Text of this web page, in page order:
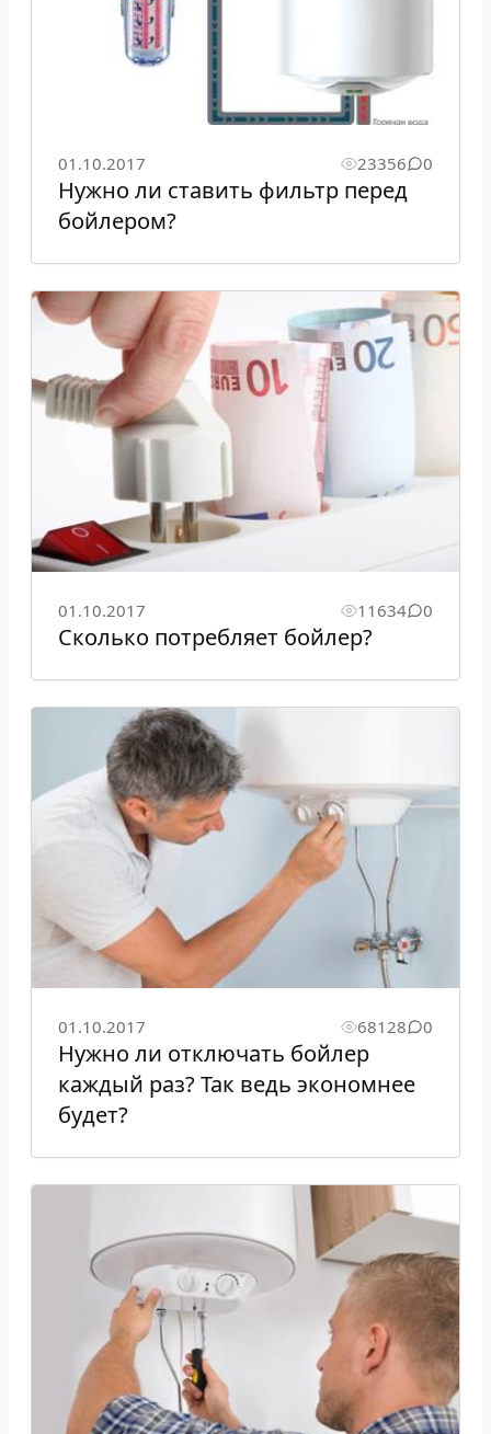
01.10.2017 23356 0
Нужно ли ставить фильтр перед
бойлером?
01.10.2017 11634 0
Сколько потребляет бойлер?
01.10.2017 68128 0
Нужно ли отключать бойлер
каждый раз? Так ведь экономнее
будет?